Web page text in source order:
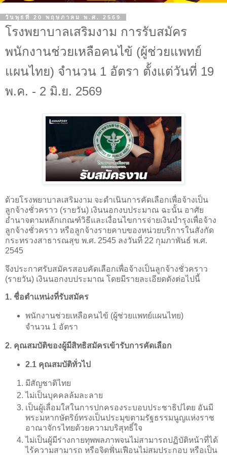
วันพุธที่ 20 พฤษภาคม พ.ศ. 2569
โรงพยาบาลเสริมงาม การรับสมัคร
พนักงานช่วยเหลือคนไข้ (ผู้ช่วยแพทย์
แผนไทย) จำนวน 1 อัตรา ตั้งแต่วันที่ 19
พ.ค. - 2 มิ.ย. 2569
ด้วยโรงพยาบาลเสริมงาม จะดำเนินการคัดเลือกเพื่อจ้างเป็น
ลูกจ้างชั่วคราว (รายวัน) เงินนอกงบประมาณ ฉะนั้น อาศัย
อำนาจตามหลักเกณฑ์วิธีและเงื่อนไขการจ่ายเงินบำรุงเพื่อจ้าง
ลูกจ้างชั่วคราว หรือลูกจ้างรายคาบของหน่วยบริการในสังกัด
กระทรวงสาธารณสุข พ.ศ. 2545 ลงวันที่ 22 กุมภาพันธ์ พ.ศ.
2545
จึงประกาศรับสมัครสอบคัดเลือกเพื่อจ้างเป็นลูกจ้างชั่วคราว
(รายวัน) เงินนอกงบประมาณ โดยมีรายละเอียดดังต่อไปนี้
1. ชื่อตำแหน่งที่รับสมัคร
พนักงานช่วยเหลือคนไข้ (ผู้ช่วยแพทย์แผนไทย)
จำนวน 1 อัตรา
2. คุณสมบัติของผู้มีสิทธิสมัครเข้ารับการคัดเลือก
2.1 คุณสมบัติทั่วไป
มีสัญชาติไทย
ไม่เป็นบุคคลล้มละลาย
เป็นผู้เลื่อมใสในการปกครองระบอบประชาธิปไตย อันมี
พระมหากษัตริย์ทรงเป็นประมุขตามรัฐธรรมนูญแห่งราช
อาณาจักรไทยด้วยความบริสุทธิ์ใจ
ไม่เป็นผู้มีร่างกายทุพพลภาพจนไม่สามารถปฏิบัติหน้าที่ได้
ไร้ความสามารถ หรือจิตฟั่นเฟือนไม่สมประกอบ หรือเป็น